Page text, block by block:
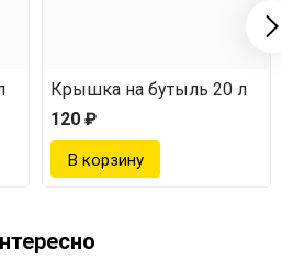
Крышка на бутыль 20 л
120 ₽